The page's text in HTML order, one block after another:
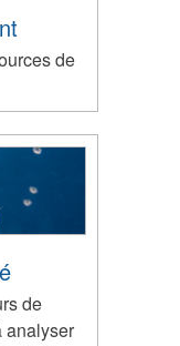
de
de
analyser